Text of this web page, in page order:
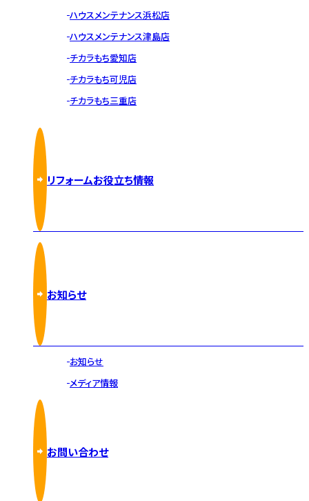
ハウスメンテナンス浜松店
ハウスメンテナンス津島店
チカラもち愛知店
チカラもち可児店
チカラもち三重店
リフォームお役立ち情報
お知らせ
お知らせ
メディア情報
お問い合わせ